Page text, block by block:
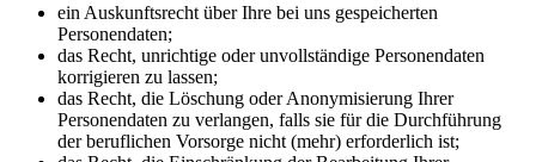
ein Auskunftsrecht über Ihre bei uns gespeicherten
Personendaten;
das Recht, unrichtige oder unvollständige Personendaten
korrigieren zu lassen;
das Recht, die Löschung oder Anonymisierung Ihrer
Personendaten zu verlangen, falls sie für die Durchführung
der beruflichen Vorsorge nicht (mehr) erforderlich ist;